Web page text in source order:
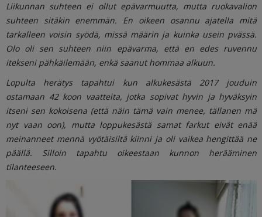
Liikunnan suhteen ei ollut epävarmuutta, mutta ruokavalion
suhteen sitäkin enemmän. En oikeen osannu ajatella mitä
tarkalleen voisin syödä, missä määrin ja kuinka usein pvässä.
Olo oli sen suhteen niin epävarma, että en edes ruvennu
itekseni pähkäilemään, enkä saanut hommaa alkuun.
Lopulta herätys tapahtui kun alkukesästä 2017 jouduin
ostamaan 42 koon vaatteita, jotka sopivat hyvin ja hyväksyin
itseni sen kokoisena (että näin tämä vain menee, tällanen mä
nyt vaan oon), mutta loppukesästä samat farkut eivät enää
meinanneet mennä vyötäisiltä kiinni ja oli vaikea hengittää ne
päällä. Silloin tapahtu oikeestaan kunnon herääminen
tilanteeseen.